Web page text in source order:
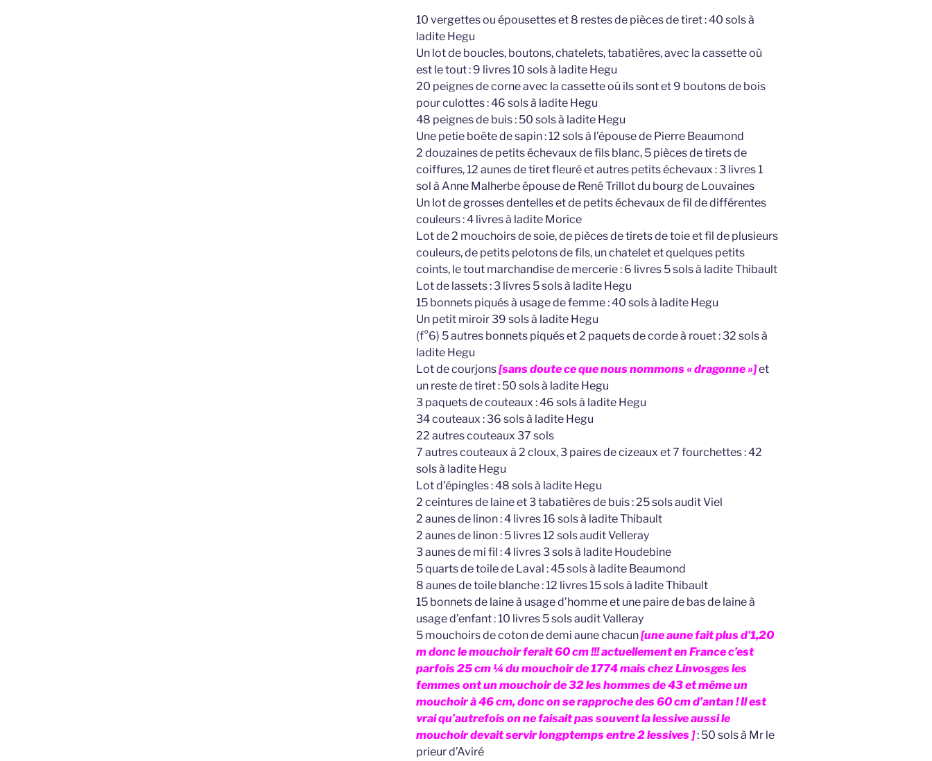
10 vergettes ou épousettes et 8 restes de pièces de tiret : 40 sols à
ladite Hegu
Un lot de boucles, boutons, chatelets, tabatières, avec la cassette où
est le tout : 9 livres 10 sols à ladite Hegu
20 peignes de corne avec la cassette où ils sont et 9 boutons de bois
pour culottes : 46 sols à ladite Hegu
48 peignes de buis : 50 sols à ladite Hegu
Une petie boête de sapin : 12 sols à l’épouse de Pierre Beaumond
2 douzaines de petits échevaux de fils blanc, 5 pièces de tirets de
coiffures, 12 aunes de tiret fleuré et autres petits échevaux : 3 livres 1
sol à Anne Malherbe épouse de René Trillot du bourg de Louvaines
Un lot de grosses dentelles et de petits échevaux de fil de différentes
couleurs : 4 livres à ladite Morice
Lot de 2 mouchoirs de soie, de pièces de tirets de toie et fil de plusieurs
couleurs, de petits pelotons de fils, un chatelet et quelques petits
coints, le tout marchandise de mercerie : 6 livres 5 sols à ladite Thibault
Lot de lassets : 3 livres 5 sols à ladite Hegu
15 bonnets piqués à usage de femme : 40 sols à ladite Hegu
Un petit miroir 39 sols à ladite Hegu
(f°6) 5 autres bonnets piqués et 2 paquets de corde à rouet : 32 sols à
ladite Hegu
Lot de courjons[sans doute ce que nous nommons « dragonne »]et
un reste de tiret : 50 sols à ladite Hegu
3 paquets de couteaux : 46 sols à ladite Hegu
34 couteaux : 36 sols à ladite Hegu
22 autres couteaux 37 sols
7 autres couteaux à 2 cloux, 3 paires de cizeaux et 7 fourchettes : 42
sols à ladite Hegu
Lot d’épingles : 48 sols à ladite Hegu
2 ceintures de laine et 3 tabatières de buis : 25 sols audit Viel
2 aunes de linon : 4 livres 16 sols à ladite Thibault
2 aunes de linon : 5 livres 12 sols audit Velleray
3 aunes de mi fil : 4 livres 3 sols à ladite Houdebine
5 quarts de toile de Laval : 45 sols à ladite Beaumond
8 aunes de toile blanche : 12 livres 15 sols à ladite Thibault
15 bonnets de laine à usage d’homme et une paire de bas de laine à
usage d’enfant : 10 livres 5 sols audit Valleray
5 mouchoirs de coton de demi aune chacun[une aune fait plus d’1,20
m donc le mouchoir ferait 60 cm !!! actuellement en France c’est
parfois 25 cm ¼ du mouchoir de 1774 mais chez Linvosges les
femmes ont un mouchoir de 32 les hommes de 43 et même un
mouchoir à 46 cm, donc on se rapproche des 60 cm d’antan ! Il est
vrai qu’autrefois on ne faisait pas souvent la lessive aussi le
mouchoir devait servir longptemps entre 2 lessives ]: 50 sols à Mr le
prieur d’Aviré